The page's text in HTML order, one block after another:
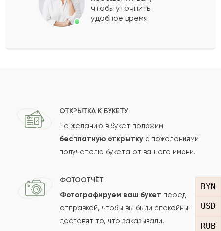
BYN
USD
RUB
Ваш e-mail
Отзыв
чтобы уточнить
удобное время
ОТКРЫТКА К БУКЕТУ
По желанию в букет положим
бесплатную открытку с пожеланиями
получателю букета от вашего имени.
ФОТООТЧЁТ
Фотографируем ваш букет перед
отправкой, чтобы вы были спокойны -
доставят то, что заказывали.